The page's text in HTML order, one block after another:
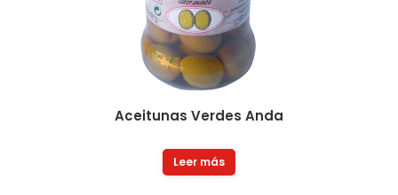
Aceitunas Verdes Anda
Leer más